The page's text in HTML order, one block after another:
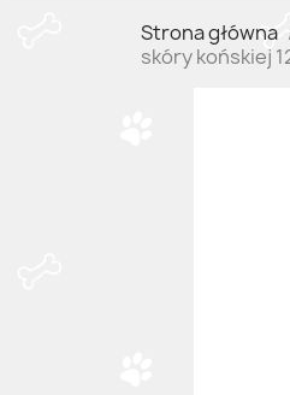
Strona główna
skóry końskiej